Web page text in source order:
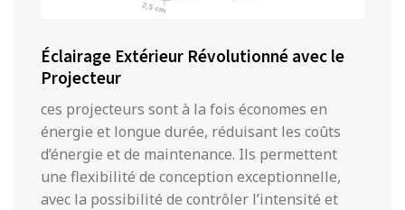
Éclairage Extérieur Révolutionné avec le
Projecteur
ces projecteurs sont à la fois économes en
énergie et longue durée, réduisant les coûts
d’énergie et de maintenance. Ils permettent
une flexibilité de conception exceptionnelle,
avec la possibilité de contrôler l’intensité et